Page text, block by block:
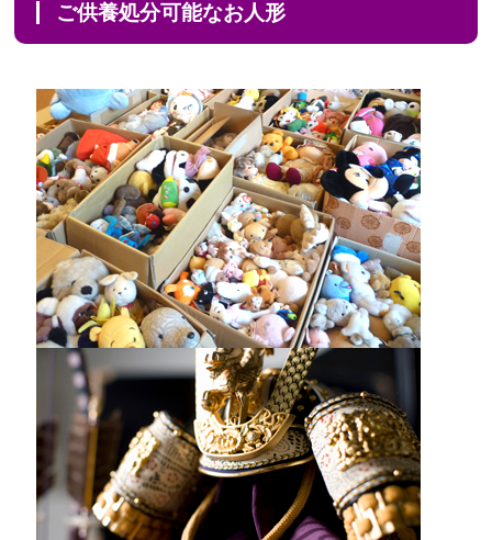
ご供養処分可能なお人形